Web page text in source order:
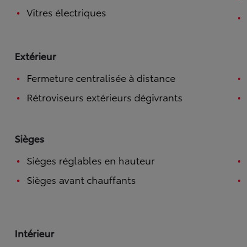
Vitres électriques
Extérieur
Fermeture centralisée à distance
Rétroviseurs extérieurs dégivrants
Sièges
Sièges réglables en hauteur
Sièges avant chauffants
Intérieur